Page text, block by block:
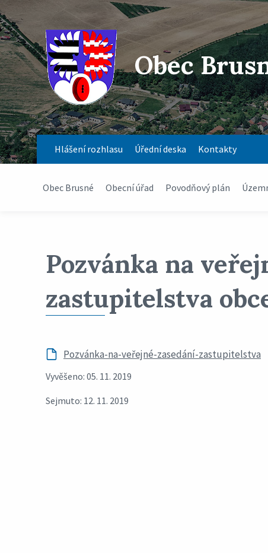
Obec
Hlášení rozhlasu Úřední deska Kontakty
Obec Brusné Obecní úřad Povodňový plán
Pozvánka na
zastupitelstva
Pozvánka-na-veřejné-zasedání-zastupitelstva
Vyvěšeno: 05. 11. 2019
Sejmuto: 12. 11. 2019